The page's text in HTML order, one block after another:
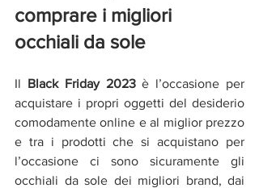
comprare i migliori
occhiali da sole
Il Black Friday 2023 è l’occasione per
acquistare i propri oggetti del desiderio
comodamente online e al miglior prezzo
e tra i prodotti che si acquistano per
l’occasione ci sono sicuramente gli
occhiali da sole dei migliori brand, dai